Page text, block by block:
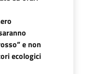
e non
ecologici